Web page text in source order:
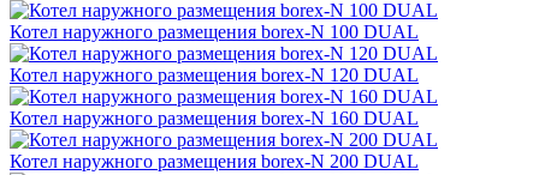
Котел наружного размещения borex-N 100 DUAL
Котел наружного размещения borex-N 120 DUAL
Котел наружного размещения borex-N 160 DUAL
Котел наружного размещения borex-N 200 DUAL